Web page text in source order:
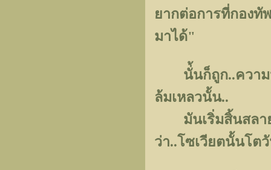
ยากต่อการที่กองทั
มาได้"
นั่้นก็ถูก..ความห
ล้มเหลวนั้น..
มันเริ่มสิ้นสลาย
ว่า..โซเวียตนั้นโต